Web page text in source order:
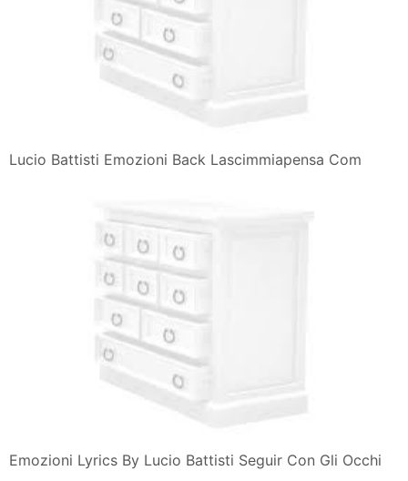
Lucio Battisti Emozioni Back Lascimmiapensa Com
Emozioni Lyrics By Lucio Battisti Seguir Con Gli Occhi